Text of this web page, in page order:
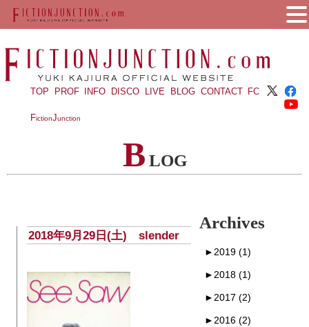
TOP PROF INFO DISCO LIVE BLOG CONTACT FC
FictionJunction
B LOG
2018年9月29日(土) slender
Archives
► 2019 (1)
► 2018 (1)
► 2017 (2)
► 2016 (2)